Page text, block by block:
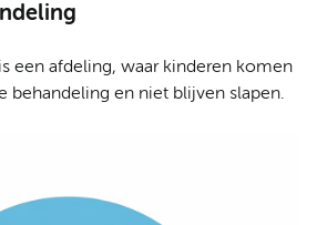
een afdeling, waar kinderen komen
behandeling en niet blijven slapen.